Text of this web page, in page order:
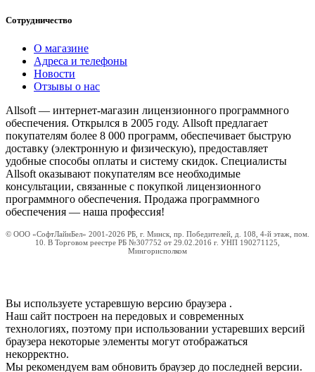
Сотрудничество
О магазине
Адреса и телефоны
Новости
Отзывы о нас
Allsoft — интернет-магазин лицензионного программного
обеспечения. Открылся в 2005 году. Allsoft предлагает
покупателям более 8 000 программ, обеспечивает быструю
доставку (электронную и физическую), предоставляет
удобные способы оплаты и систему скидок. Специалисты
Allsoft оказывают покупателям все необходимые
консультации, связанные с покупкой лицензионного
программного обеспечения. Продажа программного
обеспечения — наша профессия!
© ООО «СофтЛайнБел» 2001-2026 РБ, г. Минск, пр. Победителей, д. 108, 4-й этаж, пом.
10. В Торговом реестре РБ №307752 от 29.02.2016 г. УНП 190271125,
Мингорисполком
Вы используете устаревшую версию браузера .
Наш сайт построен на передовых и современных
технологиях, поэтому при использовании устаревших версий
браузера некоторые элементы могут отображаться
некорректно.
Мы рекомендуем вам обновить браузер до последней версии.